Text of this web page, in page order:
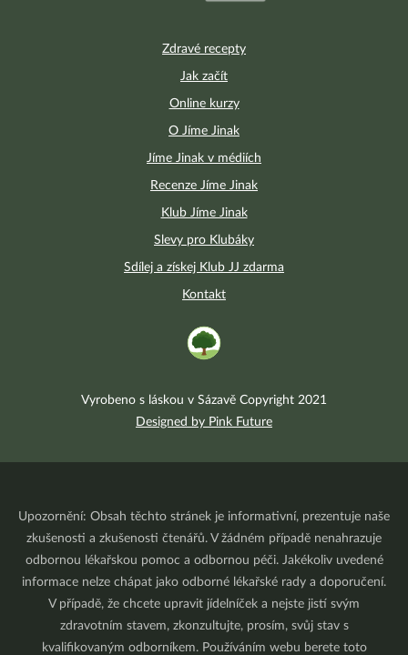
Zdravé recepty
Jak začít
Online kurzy
O Jíme Jinak
Jíme Jinak v médiích
Recenze Jíme Jinak
Klub Jíme Jinak
Slevy pro Klubáky
Sdílej a získej Klub JJ zdarma
Kontakt
Vyrobeno s láskou v Sázavě Copyright 2021
Designed by Pink Future
Upozornění: Obsah těchto stránek je informativní, prezentuje naše
zkušenosti a zkušenosti čtenářů. V žádném případě nenahrazuje
odbornou lékařskou pomoc a odbornou péči. Jakékoliv uvedené
informace nelze chápat jako odborné lékařské rady a doporučení.
V případě, že chcete upravit jídelníček a nejste jistí svým
zdravotním stavem, zkonzultujte, prosím, svůj stav s
kvalifikovaným odborníkem. Používáním webu berete toto